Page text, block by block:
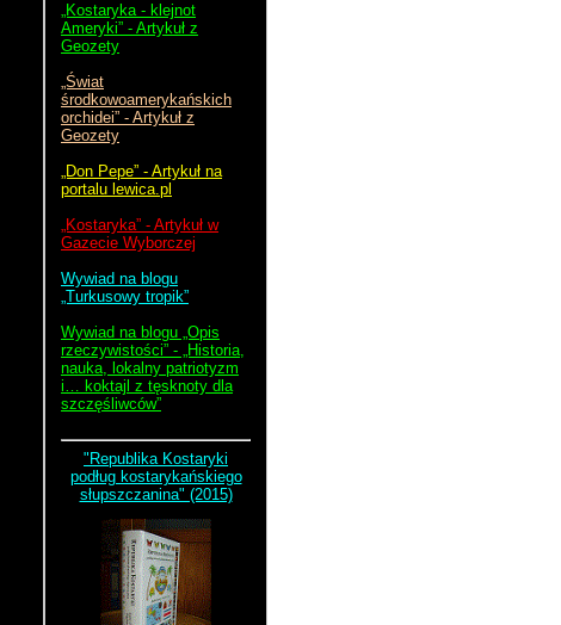
„Kostaryka - klejnot
Ameryki” - Artykuł z
Geozety
„Świat
środkowoamerykańskich
orchidei” - Artykuł z
Geozety
„Don Pepe” - Artykuł na
portalu lewica.pl
„Kostaryka” - Artykuł w
Gazecie Wyborczej
Wywiad na blogu
„Turkusowy tropik”
Wywiad na blogu „Opis
rzeczywistości” - „Historia,
nauka, lokalny patriotyzm
i… koktajl z tęsknoty dla
szczęśliwców”
"Republika Kostaryki
podług kostarykańskiego
słupszczanina" (2015)